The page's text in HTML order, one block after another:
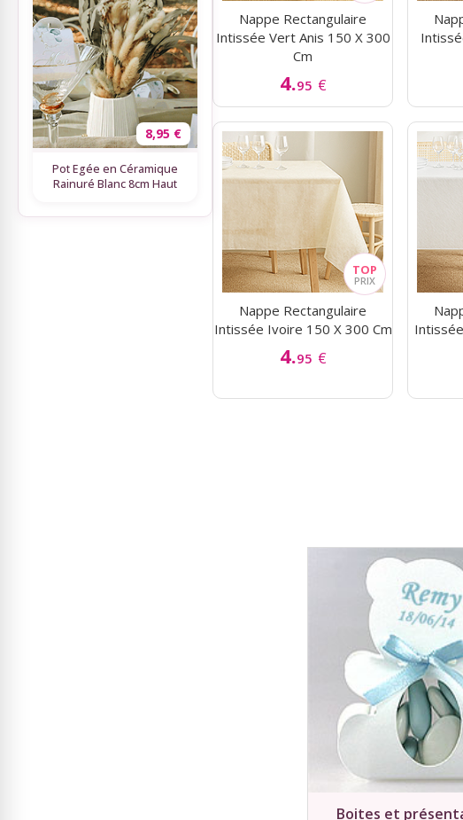
8,95 €
Pot Egée en Céramique
Rainuré Blanc 8cm Haut
Nappe Rectangulaire
Intissée Vert Anis 150 X 300
Cm
4.95 €
Nappe Rectangulaire
Intissée Ivoire 150 X 300 Cm
4.95 €
Boites et